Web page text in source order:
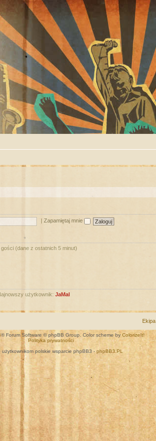
Zapamiętaj mnie
(dane z ostatnich 5 minut)
użytkownik: JaMal
Ekipa
® Forum Software © phpBB Group. Color scheme by ColorizeIt!
Polityka prywatności
użytkownikom polskie wsparcie phpBB3 - phpBB3.PL